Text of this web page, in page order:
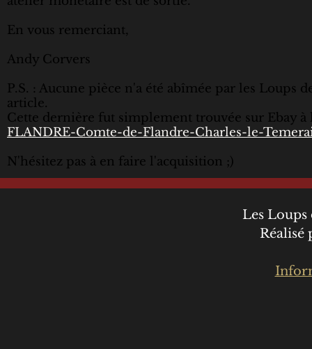
En vous remerciant,
Andy Corvers
P.S. : Aucune pièce n'a été abîmée par les Loups
article.
Cette dernière fut simplement trouvée sur Ebay à
FLANDRE-Comte-de-Flandre-Charles-le-
N'hésitez pas à en faire l'acquisition ;)
Les
Réalisé